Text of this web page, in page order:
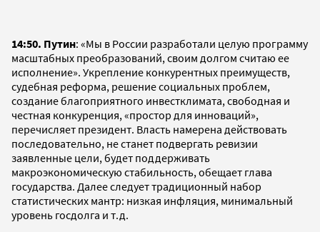
14:50. Путин: «Мы в России разработали целую программу
масштабных преобразований, своим долгом считаю ее
исполнение». Укрепление конкурентных преимуществ,
судебная реформа, решение социальных проблем,
создание благоприятного инвестклимата, свободная и
честная конкуренция, «простор для инноваций»,
перечисляет президент. Власть намерена действовать
последовательно, не станет подвергать ревизии
заявленные цели, будет поддерживать
макроэкономическую стабильность, обещает глава
государства. Далее следует традиционный набор
статистических мантр: низкая инфляция, минимальный
уровень госдолга и т.д.